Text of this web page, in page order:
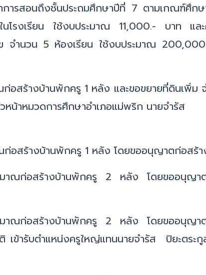
ำการสอนถึงชั้นประถมศึกษาปีที่ 7 ตามเกณฑ์ศึกษ
ในโรงเรียน ใช้งบประมาณ 11,000.- บาท แ
ข จำนวน 5 ห้องเรียน ใช้งบประมาณ
ณก่อสร้างบ้านพักครู 1 หลัง และขอขยายที่
งหัวหน้าหมวดการศึกษาอำเภอแม่พริก น
ก่อสร้างบ้านพักครู 1 หลัง โดยขออนุญาตก่อสร้
มาณก่อสร้างบ้านพักครู 2 หลัง โดยขออนุญาต
มาณก่อสร้างบ้านพักครู 2 หลัง โดยขออนุญาต
ข้ารับตำแหน่งครูใหญ่แทนนายจำรัส ปิยะตระกู